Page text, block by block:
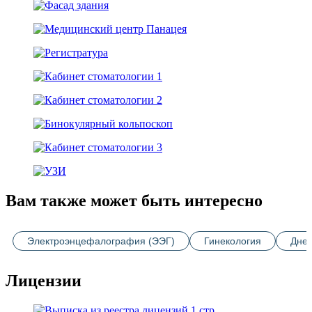
Вам также может быть интересно
Электроэнцефалография (ЭЭГ) Гинекология
Лицензии